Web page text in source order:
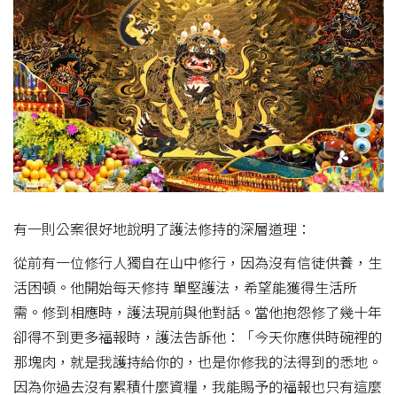
有一則公案很好地說明了護法修持的深層道理：
從前有一位修行人獨自在山中修行，因為沒有信徒供養，生
活困頓。他開始每天修持 單堅護法，希望能獲得生活所
需。修到相應時，護法現前與他對話。當他抱怨修了幾十年
卻得不到更多福報時，護法告訴他：「今天你應供時碗裡的
那塊肉，就是我護持給你的，也是你修我的法得到的悉地。
因為你過去沒有累積什麼資糧，我能賜予的福報也只有這麼